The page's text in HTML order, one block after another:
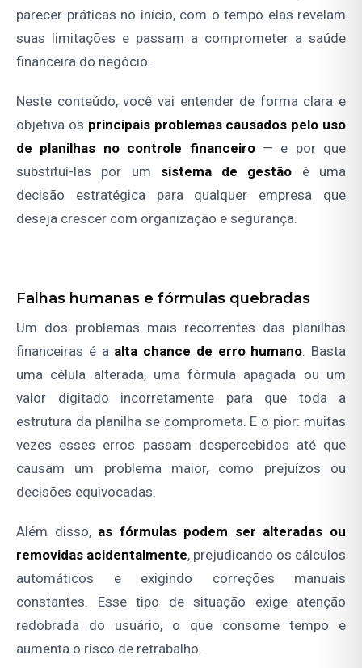
parecer práticas no início, com o tempo elas revelam
suas limitações e passam a comprometer a saúde
financeira do negócio.
Neste conteúdo, você vai entender de forma clara e
objetiva os principais problemas causados pelo uso
de planilhas no controle financeiro— e por que
substituí-las por um sistema de gestão é uma
decisão estratégica para qualquer empresa que
deseja crescer com organização e segurança.
Falhas humanas e fórmulas quebradas
Um dos problemas mais recorrentes das planilhas
financeiras é a alta chance de erro humano. Basta
uma célula alterada, uma fórmula apagada ou um
valor digitado incorretamente para que toda a
estrutura da planilha se comprometa. E o pior: muitas
vezes esses erros passam despercebidos até que
causam um problema maior, como prejuízos ou
decisões equivocadas.
Além disso, as fórmulas podem ser alteradas ou
removidas acidentalmente, prejudicando os cálculos
automáticos e exigindo correções manuais
constantes. Esse tipo de situação exige atenção
redobrada do usuário, o que consome tempo e
aumenta o risco de retrabalho.